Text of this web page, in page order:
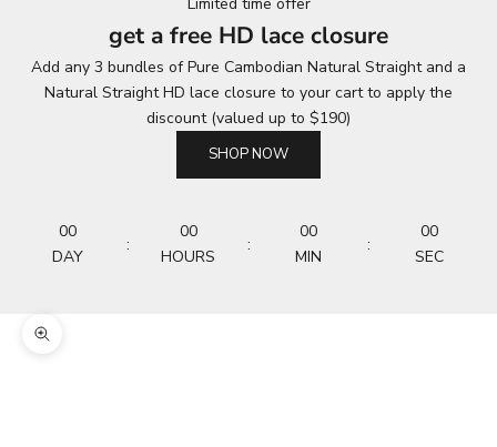
get a free HD lace closure
Add any 3 bundles of Pure Cambodian Natural Straight and a
Natural Straight HD lace closure to your cart to apply the
discount (valued up to $190)
SHOP NOW
00
DAY
:
00
HOURS
:
00
MIN
:
00
SEC
Zoom picture